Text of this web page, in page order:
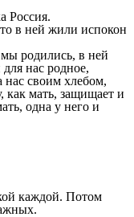
Россия.
в ней жили испокон
родились, в ней
нас родное,
своим хлебом,
как мать, защищает и
одна у него и
каждой. Потом